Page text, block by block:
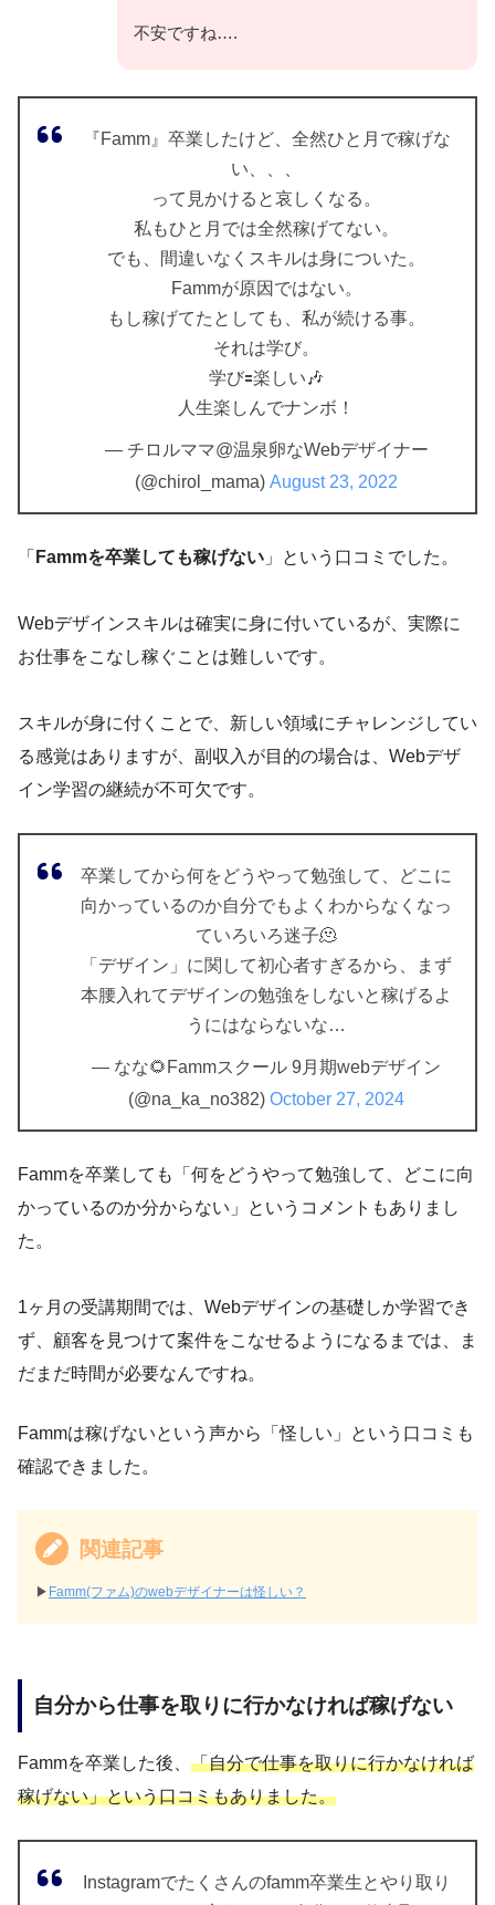
不安ですね….
『Famm』卒業したけど、全然ひと月で稼げな
い、、、
って見かけると哀しくなる。
私もひと月では全然稼げてない。
でも、間違いなくスキルは身についた。
Fammが原因ではない。
もし稼げてたとしても、私が続ける事。
それは学び。
学び🟰楽しい🎶
人生楽しんでナンボ！
— チロルママ@温泉卵なWebデザイナー
(@chirol_mama) August 23, 2022
「 Fammを卒業しても稼げない 」という口コミでした。
Webデザインスキルは確実に身に付いているが、実際に
お仕事をこなし稼ぐことは難しいです。
スキルが身に付くことで、新しい領域にチャレンジしてい
る感覚はありますが、副収入が目的の場合は、Webデザ
イン学習の継続が不可欠です。
卒業してから何をどうやって勉強して、どこに
向かっているのか自分でもよくわからなくなっ
ていろいろ迷子🫠
「デザイン」に関して初心者すぎるから、まず
本腰入れてデザインの勉強をしないと稼げるよ
うにはならないな…
— なな🌻Fammスクール 9月期webデザイン
(@na_ka_no382) October 27, 2024
Fammを卒業しても「何をどうやって勉強して、どこに向
かっているのか分からない」というコメントもありまし
た。
1ヶ月の受講期間では、Webデザインの基礎しか学習でき
ず、顧客を見つけて案件をこなせるようになるまでは、ま
だまだ時間が必要なんですね。
Fammは稼げないという声から「怪しい」という口コミも
確認できました。
関連記事
▶︎ Famm(ファム)のwebデザイナーは怪しい？
自分から仕事を取りに行かなければ稼げない
Fammを卒業した後、 「自分で仕事を取りに行かなければ
稼げない」という口コミもありました。
Instagramでたくさんのfamm卒業生とやり取り